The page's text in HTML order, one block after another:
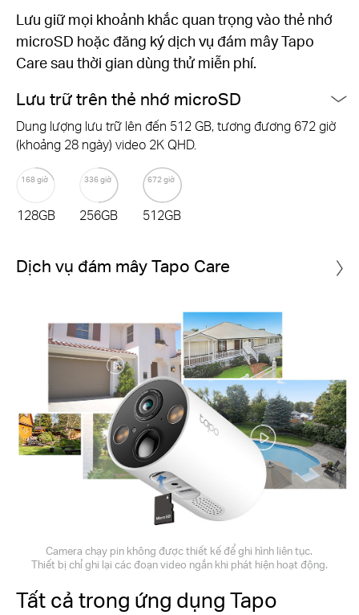
Lưu giữ mọi khoảnh khắc quan trọng vào thẻ nhớ
microSD hoặc đăng ký dịch vụ đám mây Tapo
Care sau thời gian dùng thử miễn phí.
Lưu trữ trên thẻ nhớ microSD
Dung lượng lưu trữ lên đến 512 GB, tương đương 672 giờ
(khoảng 28 ngày) video 2K QHD.
168 giờ
128GB
336 giờ
256GB
672 giờ
512GB
Dịch vụ đám mây Tapo Care
Camera chạy pin không được thiết kế để ghi hình liên tục.
Thiết bị chỉ ghi lại các đoạn video ngắn khi phát hiện hoạt động.
Tất cả trong ứng dụng Tapo